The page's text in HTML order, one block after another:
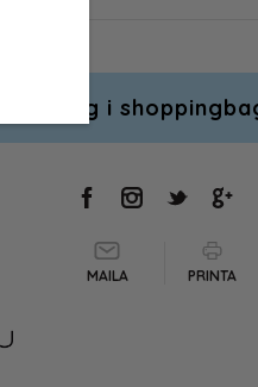
MAILA PRINTA